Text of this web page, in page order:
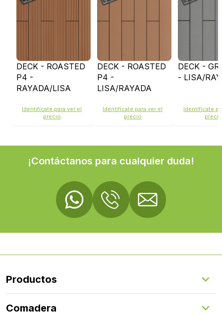
DECK - ROASTED
P4 -
RAYADA/LISA
Identifícate para ver el
precio
DECK - ROASTED
P4 -
LISA/RAYADA
Identifícate para ver el
precio
DECK -
- LISA/
Identifícate
precio
¡Contáctanos para cualquier duda!
Productos
Suelos Exteriores
Comadera